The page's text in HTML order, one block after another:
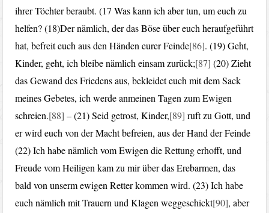
ihrer Töchter beraubt. (17 Was kann ich aber tun, um euch zu
helfen? (18)Der nämlich, der das Böse über euch heraufgeführt
hat, befreit euch aus den Händen eurer Feinde[86]. (19) Geht,
Kinder, geht, ich bleibe nämlich einsam zurück;[87] (20) Zieht
das Gewand des Friedens aus, bekleidet euch mit dem Sack
meines Gebetes, ich werde anmeinen Tagen zum Ewigen
schreien.[88] – (21) Seid getrost, Kinder,[89] ruft zu Gott, und
er wird euch von der Macht befreien, aus der Hand der Feinde
(22) Ich habe nämlich vom Ewigen die Rettung erhofft, und
Freude vom Heiligen kam zu mir über das Erebarmen, das
bald von unserm ewigen Retter kommen wird. (23) Ich habe
euch nämlich mit Trauern und Klagen weggeschickt[90], aber